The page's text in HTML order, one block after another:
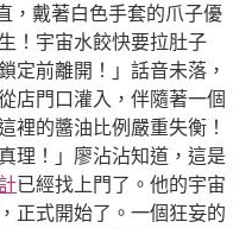
，戴著白色手套的爪子優
！宇宙水餃快要拉肚子
定前離開！」話音未落，
店門口灌入，伴隨著一個
裡的醬油比例嚴重失衡！
理！」廖沾沾知道，這是
已經找上門了。他的宇宙
正式開始了。一個狂妄的